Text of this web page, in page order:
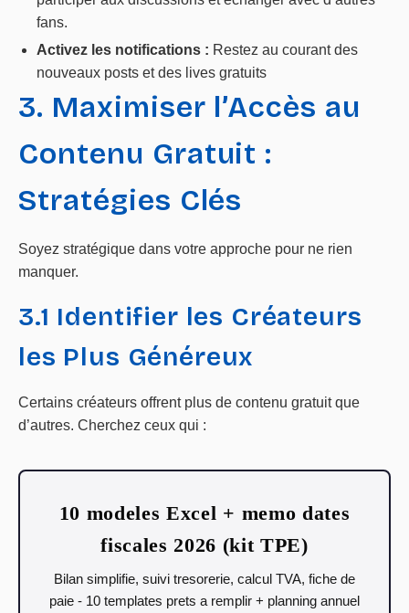
fans.
Activez les notifications : Restez au courant des
nouveaux posts et des lives gratuits
3. Maximiser l’Accès au
Contenu Gratuit :
Stratégies Clés
Soyez stratégique dans votre approche pour ne rien
manquer.
3.1 Identifier les Créateurs
les Plus Généreux
Certains créateurs offrent plus de contenu gratuit que
d’autres. Cherchez ceux qui :
10 modeles Excel + memo dates
fiscales 2026 (kit TPE)
Bilan simplifie, suivi tresorerie, calcul TVA, fiche de
paie - 10 templates prets a remplir + planning annuel